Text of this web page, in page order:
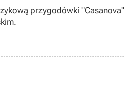
przygodówki